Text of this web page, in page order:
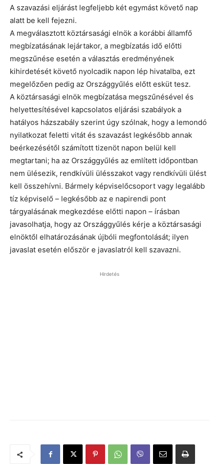
A szavazási eljárást legfeljebb két egymást követő nap
alatt be kell fejezni.
A megválasztott köztársasági elnök a korábbi államfő
megbízatásának lejártakor, a megbízatás idő előtti
megszűnése esetén a választás eredményének
kihirdetését követő nyolcadik napon lép hivatalba, ezt
megelőzően pedig az Országgyűlés előtt esküt tesz.
A köztársasági elnök megbízatása megszűnésével és
helyettesítésével kapcsolatos eljárási szabályok a
hatályos házszabály szerint úgy szólnak, hogy a lemondó
nyilatkozat feletti vitát és szavazást legkésőbb annak
beérkezésétől számított tizenöt napon belül kell
megtartani; ha az Országgyűlés az említett időpontban
nem ülésezik, rendkívüli ülésszakot vagy rendkívüli ülést
kell összehívni. Bármely képviselőcsoport vagy legalább
tíz képviselő – legkésőbb az e napirendi pont
tárgyalásának megkezdése előtti napon – írásban
javasolhatja, hogy az Országgyűlés kérje a köztársasági
elnöktől elhatározásának újbóli megfontolását; ilyen
javaslat esetén először e javaslatról kell szavazni.
Hirdetés